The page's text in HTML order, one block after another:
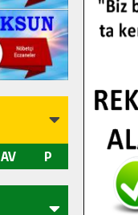
AV P